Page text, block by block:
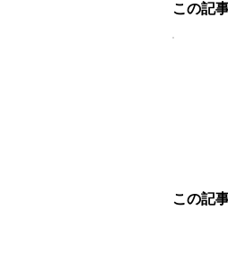
この記
この記